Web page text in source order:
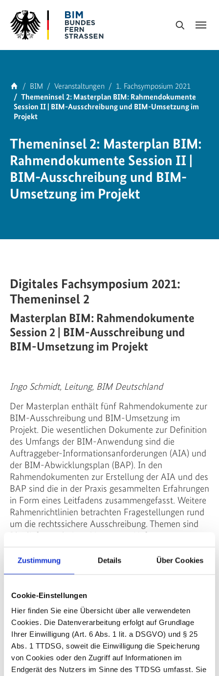
Zustimmung Details Über Cookies
Cookie-Einstellungen
Hier finden Sie eine Übersicht über alle verwendeten
Cookies. Die Datenverarbeitung erfolgt auf Grundlage
Ihrer Einwilligung (Art. 6 Abs. 1 lit. a DSGVO) und § 25
Abs. 1 TTDSG, soweit die Einwilligung die Speicherung
von Cookies oder den Zugriff auf Informationen im
Endgerät des Nutzers im Sinne des TTDSG umfasst. Sie
Suche
You are here:
Home
BIM Veranstaltungen
1. Fachsymposium 2021
Themeninsel 2: Masterplan BIM: Rahmendokumente
Session II | BIM-Ausschreibung und BIM-Umsetzung im
Projekt
Themeninsel 2: Masterplan BIM:
Rahmendokumente Session II |
BIM-Ausschreibung und BIM-
Umsetzung im Projekt
Digitales Fachsymposium 2021:
Themeninsel 2
Masterplan BIM: Rahmendokumente
Session 2 | BIM-Ausschreibung und
BIM-Umsetzung im Projekt
Ingo Schmidt, Leitung, BIM Deutschland
Der Masterplan enthält fünf Rahmendokumente zur
BIM-Ausschreibung und BIM-Umsetzung im
Projekt. Die wesentlichen Dokumente zur Definition
des Umfangs der BIM-Anwendung sind die
Auftraggeber-Informationsanforderungen (AIA) und
der BIM-Abwicklungsplan (BAP). In den
Rahmendokumenten zur Erstellung der AIA und des
BAP sind die in der Praxis gesammelten Erfahrungen
in Form eines Leitfadens zusammengefasst. Weitere
Rahmenrichtlinien betrachten Fragestellungen rund
um die rechtssichere Ausschreibung. Themen sind
Planlieferergebnisse, Vergütung, Haftung,
Zusammenarbeit sowie der Aufbau und die Struktur
von Fachmodellen des Bundesfernstraßenbaus.
Planableitung für den Brückenentwurf gegeben.
Impulspräsentation als PDF
(PDF, 1.134 KB)